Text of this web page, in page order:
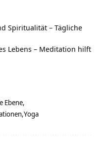
Spiritualität – Tägliche
Lebens – Meditation hilft
Ebene
Yoga